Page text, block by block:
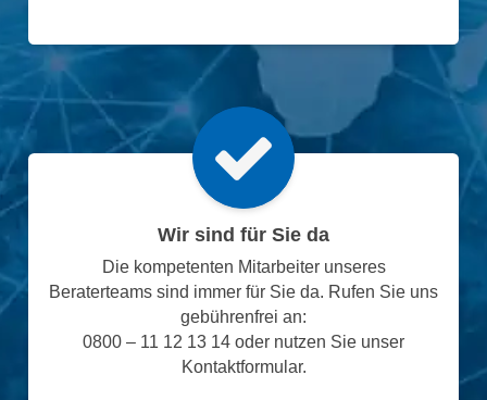
Wir sind für Sie da
Die kompetenten Mitarbeiter unseres
Beraterteams sind immer für Sie da. Rufen Sie uns
gebührenfrei an:
0800 – 11 12 13 14 oder nutzen Sie unser
Kontaktformular.